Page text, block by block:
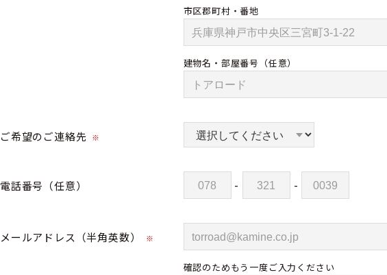
市区郡町村・番地
建物名・部屋番号 （任意）
ご希望のご連絡先 ※
電話番号 （任意） - -
メールアドレス（半角英数） ※
確認のためもう一度ご入力ください